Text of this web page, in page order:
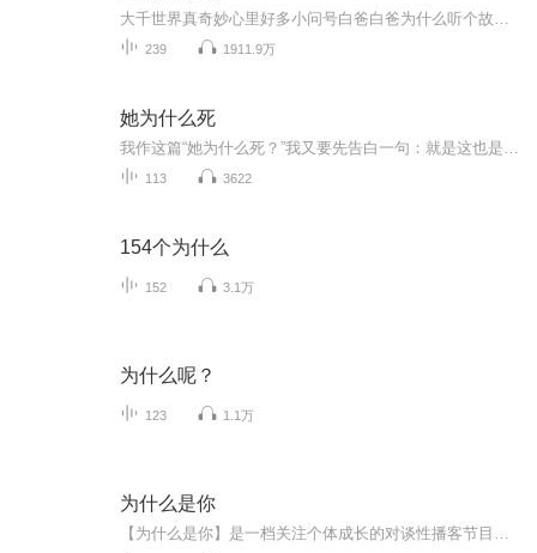
239 1911.9万
她为什么死
113 3622
154个为什么
152 3.1万
为什么呢？
123 1.1万
为什么是你